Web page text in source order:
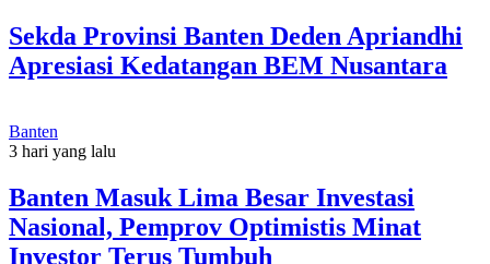
Sekda Provinsi Banten Deden Apriandhi
Apresiasi Kedatangan BEM Nusantara
Banten
3 hari yang lalu
Banten Masuk Lima Besar Investasi
Nasional, Pemprov Optimistis Minat
Investor Terus Tumbuh